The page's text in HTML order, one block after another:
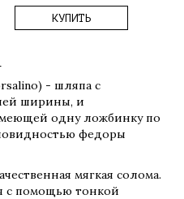
КУПИТЬ
- шляпа с
ширины, и
одну ложбинку по
федоры
мягкая солома.
с помощью тонкой